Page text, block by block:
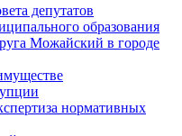
депутатов
образования
Можайский в городе
нормативных